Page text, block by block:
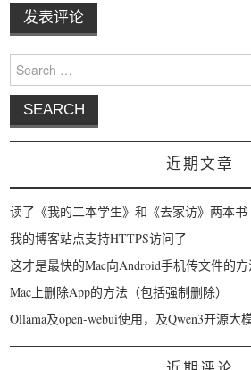
Search for:
近期文章
读了《我的二本学生》和《去家访》两本书
我的博客站点支持HTTPS访问了
这才是最快的Mac向Android手机传文件的
Mac上删除App的方法（包括强制删除）
Ollama及open-webui使用，及Qwen3开源大